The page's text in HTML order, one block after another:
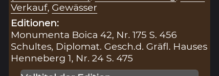
Verkauf, Gewässer
Editionen:
Monumenta Boica 42, Nr. 175 S. 456
Schultes, Diplomat. Gesch.d. Gräfl. Hauses
Henneberg 1, Nr. 24 S. 475